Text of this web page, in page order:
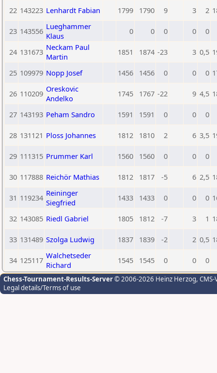
22 143223 Lenhardt Fabian 1799 1790 9 3 2
23 143556 Lueghammer
Klaus
0 0 0 0 0
24 131673 Neckam Paul
Martin
1851 1874 -23 3 0,5
25 109979 Nopp Josef 1456 1456 0 0 0
26 110209 Oreskovic
Andelko
1745 1767 -22 9 4,5
27 143193 Peham Sandro 1591 1591 0 0 0
28 131121 Ploss Johannes 1812 1810 2 6 3,5
29 111315 Prummer Karl 1560 1560 0 0 0
30 117888 Reichör Mathias 1812 1817 -5 6 2,5
31 119234 Reininger
Siegfried
1433 1433 0 0 0
32 143085 Riedl Gabriel 1805 1812 -7 3 1
33 131489 Szolga Ludwig 1837 1839 -2 2 0,5
34 125117 Walchetseder
Richard
1545 1545 0 0 0
Chess-Tournament-Results-Server© 2006-2026 Heinz Herzog,
Legal details/Terms of use